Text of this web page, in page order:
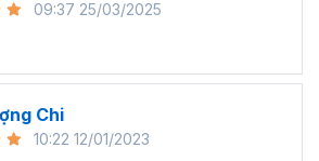
nhiều thời gian, công sức để xử lý
chúng ta cũng không biết những thứ
đúng hay không.
doanh nghiệp tại Việt Nam
khi ứng tuyển vào vị trí kế toán, xử
09:37 25/03/2025
Chi
10:22 12/01/2023